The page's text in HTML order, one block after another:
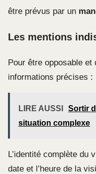
être prévus par un
Les mentions
Pour être opposable
informations précises :
LIRE AUSSI
Sortir
situation complexe
L’identité complète du
date et l’heure de la